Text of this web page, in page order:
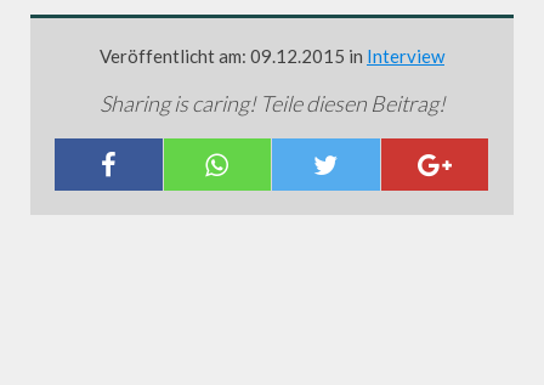
Veröffentlicht am: 09.12.2015 in Interview
Sharing is caring! Teile diesen Beitrag!